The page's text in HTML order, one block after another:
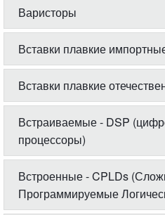
Варисторы
Вставки плавкие
Вставки плавкие
Встраиваемые - DSP
процессоры)
Встроенные - CPLDs
Программируемые